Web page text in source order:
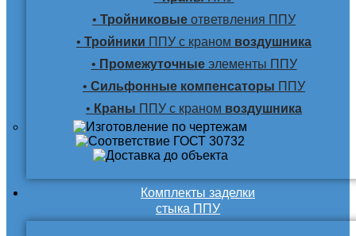
• Тройниковые ответвления ППУ
• Тройники ППУ с краном воздушника
• Промежуточныеэлементы ППУ
• Сильфонные компенсаторы ППУ
• Краны ППУ с краном воздушника
Комплекты заделки
стыка ППУ